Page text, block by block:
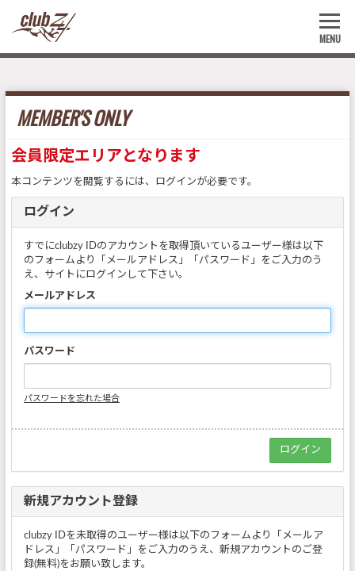
MENU
MEMBER'S ONLY
会員限定エリアとなります
本コンテンツを閲覧するには、ログインが必要です。
ログイン
すでにclubzy IDのアカウントを取得頂いているユーザー様は以下
のフォームより「メールアドレス」「パスワード」をご入力のう
え、サイトにログインして下さい。
メールアドレス
パスワード
パスワードを忘れた場合
新規アカウント登録
clubzy IDを未取得のユーザー様は以下のフォームより「メールア
ドレス」「パスワード」をご入力のうえ、新規アカウントのご登
録(無料)をお願い致します。